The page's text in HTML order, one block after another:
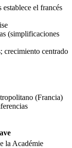
el francés
(simplificaciones
crecimiento centrado
(Francia)
la Académie